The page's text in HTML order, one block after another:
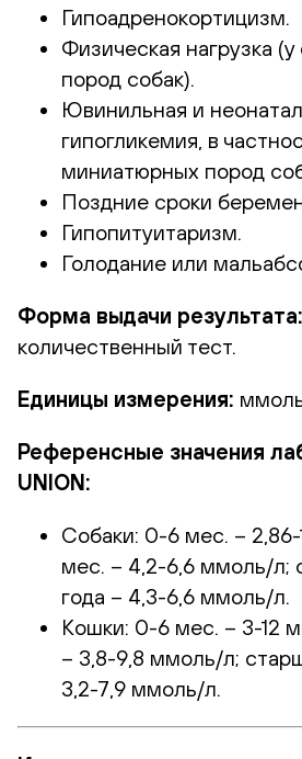
Гипоадренокортицизм.
Физическая нагрузка (у
пород собак).
Ювинильная и
гипогликемия, в
миниатюрных пород
Поздние сроки
Гипопитуитаризм.
Голодание или
Форма выдачи результата:
количественный тест.
Единицы измерения:
Референсные значения
UNION:
Собаки: 0-6 мес. –
мес. – 4,2-6,6 ммоль/л;
года – 4,3-6,6 ммоль/л.
Кошки: 0-6 мес. – 3-12
– 3,8-9,8 ммоль/л;
3,2-7,9 ммоль/л.